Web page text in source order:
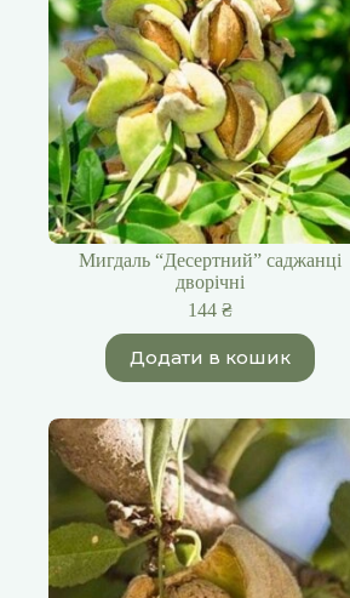
Мигдаль “Десертний” саджанці
дворічні
144₴
Додати в кошик